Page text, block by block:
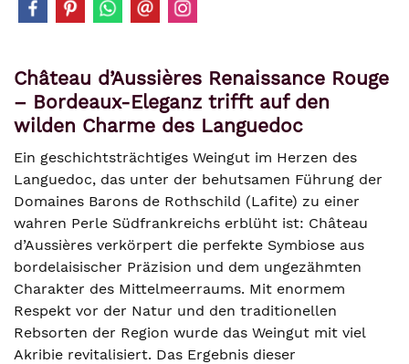
Château d’Aussières Renaissance Rouge
– Bordeaux-Eleganz trifft auf den
wilden Charme des Languedoc
Ein geschichtsträchtiges Weingut im Herzen des
Languedoc, das unter der behutsamen Führung der
Domaines Barons de Rothschild (Lafite) zu einer
wahren Perle Südfrankreichs erblüht ist: Château
d’Aussières verkörpert die perfekte Symbiose aus
bordelaisischer Präzision und dem ungezähmten
Charakter des Mittelmeerraums. Mit enormem
Respekt vor der Natur und den traditionellen
Rebsorten der Region wurde das Weingut mit viel
Akribie revitalisiert. Das Ergebnis dieser